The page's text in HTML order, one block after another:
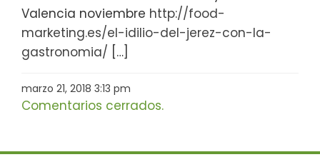
Valencia noviembre http://food-
marketing.es/el-idilio-del-jerez-con-la-
gastronomia/ […]
marzo 21, 2018 3:13 pm
Comentarios cerrados.